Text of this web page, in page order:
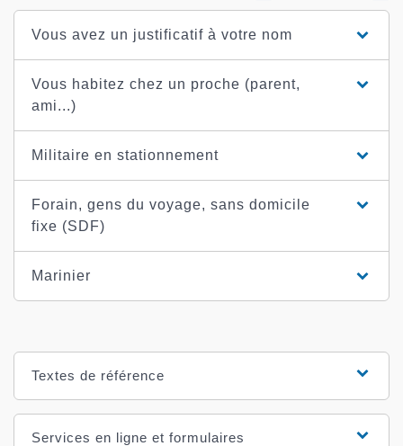
Vous avez un justificatif à votre nom
Vous habitez chez un proche (parent,
ami...)
Militaire en stationnement
Forain, gens du voyage, sans domicile
fixe (SDF)
Marinier
Textes de référence
Services en ligne et formulaires